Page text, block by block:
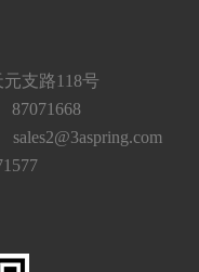
支路118号
87071668
sales2@3aspring.com